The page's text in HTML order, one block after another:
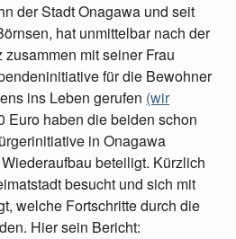
der Stadt Onagawa und seit
hat unmittelbar nach der
mit seiner Frau
für die Bewohner
ins Leben gerufen (wir
Euro haben die beiden schon
in Onagawa
beteiligt. Kürzlich
besucht und sich mit
welche Fortschritte durch die
Hier sein Bericht: